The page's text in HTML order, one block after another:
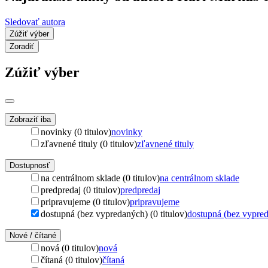
Sledovať autora
Zúžiť výber
Zoradiť
Zúžiť výber
Zobraziť iba
novinky (0 titulov)novinky
zľavnené tituly (0 titulov)zľavnené tituly
Dostupnosť
na centrálnom sklade (0 titulov)na centrálnom sklade
predpredaj (0 titulov)predpredaj
pripravujeme (0 titulov)pripravujeme
dostupná (bez vypredaných) (0 titulov)dostupná (bez
Nové / čítané
nová (0 titulov)nová
čítaná (0 titulov)čítaná